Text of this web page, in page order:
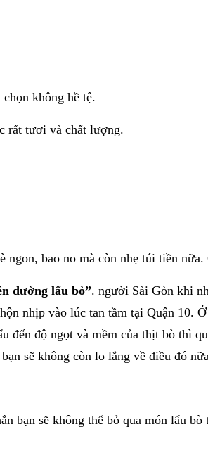
không hề tệ.
rất tươi và chất lượng.
ngon, bao no mà còn nhẹ túi tiền
đường lẩu bò”. người Sài Gòn khi
nhịp vào lúc tan tầm tại Quận 10.
đến độ ngọt và mềm của thịt bò thì
sẽ không còn lo lắng về điều đó
bạn sẽ không thể bỏ qua món lẩu